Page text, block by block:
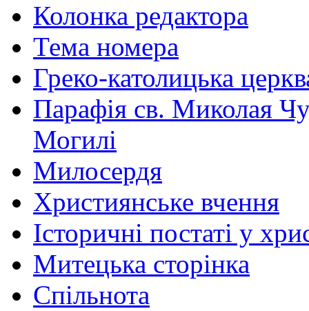
Колонка редактора
Тема номера
Греко-католицька
Парафія св. Миколая
Могилі
Милосердя
Християнське вчення
Історичні постаті у
Митецька сторінка
Спільнота